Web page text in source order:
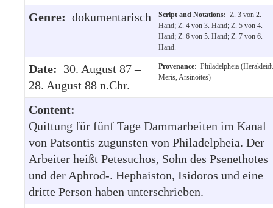
Genre: dokumentarisch Script and Notations: Z. 3 von 2.
Hand; Z. 4 von 3. Hand; Z. 5 von 4.
Hand; Z. 6 von 5. Hand; Z. 7 von 6.
Hand.
Date: 30. August 87 –
28. August 88 n.Chr.
Provenance: Philadelpheia
Meris, Arsinoites)
Content:
Quittung für fünf Tage Dammarbeiten im Kanal
von Patsontis zugunsten von Philadelpheia. Der
Arbeiter heißt Petesuchos, Sohn des Psenethotes
und der Aphrod-. Hephaiston, Isidoros und eine
dritte Person haben unterschrieben.